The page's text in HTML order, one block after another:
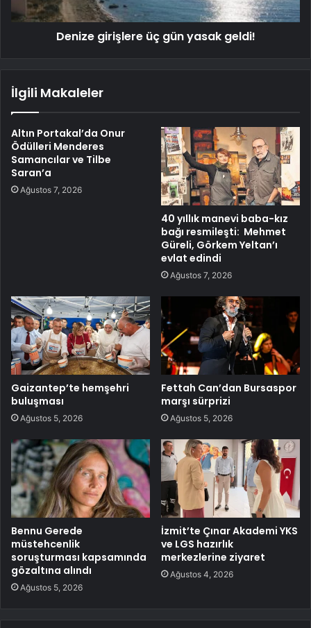
Denize girişlere üç gün yasak geldi!
İlgili Makaleler
Altın Portakal’da Onur
Ödülleri Menderes
Samancılar ve Tilbe
Saran’a
Ağustos 7, 2026
40 yıllık manevi baba-kız
bağı resmileşti: Mehmet
Güreli, Görkem Yeltan’ı
evlat edindi
Ağustos 7, 2026
Gaizantep’te hemşehri
buluşması
Ağustos 5, 2026
Fettah Can’dan Bursaspor
marşı sürprizi
Ağustos 5, 2026
Bennu Gerede
müstehcenlik
soruşturması kapsamında
gözaltına alındı
Ağustos 5, 2026
İzmit’te Çınar Akademi YKS
ve LGS hazırlık
merkezlerine ziyaret
Ağustos 4, 2026